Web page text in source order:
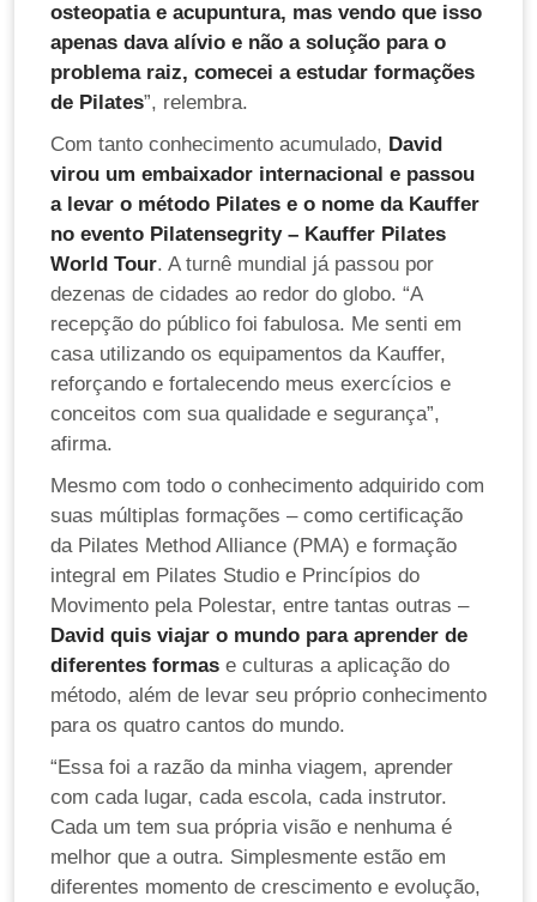
osteopatia e acupuntura, mas vendo que isso
apenas dava alívio e não a solução para o
problema raiz, comecei a estudar formações
de Pilates”, relembra.
Com tanto conhecimento acumulado, David
virou um embaixador internacional e passou
a levar o método Pilates e o nome da Kauffer
no evento Pilatensegrity – Kauffer Pilates
World Tour. A turnê mundial já passou por
dezenas de cidades ao redor do globo. “A
recepção do público foi fabulosa. Me senti em
casa utilizando os equipamentos da Kauffer,
reforçando e fortalecendo meus exercícios e
conceitos com sua qualidade e segurança”,
afirma.
Mesmo com todo o conhecimento adquirido com
suas múltiplas formações – como certificação
da Pilates Method Alliance (PMA) e formação
integral em Pilates Studio e Princípios do
Movimento pela Polestar, entre tantas outras –
David quis viajar o mundo para aprender de
diferentes formas e culturas a aplicação do
método, além de levar seu próprio conhecimento
para os quatro cantos do mundo.
“Essa foi a razão da minha viagem, aprender
com cada lugar, cada escola, cada instrutor.
Cada um tem sua própria visão e nenhuma é
melhor que a outra. Simplesmente estão em
diferentes momento de crescimento e evolução,